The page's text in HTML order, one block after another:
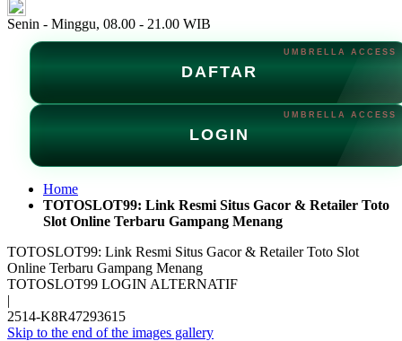
Senin - Minggu, 08.00 - 21.00 WIB
DAFTAR
LOGIN
Home
TOTOSLOT99: Link Resmi Situs Gacor & Retailer Toto
Slot Online Terbaru Gampang Menang
TOTOSLOT99: Link Resmi Situs Gacor & Retailer Toto Slot
Online Terbaru Gampang Menang
TOTOSLOT99 LOGIN ALTERNATIF
|
2514-K8R47293615
Skip to the end of the images gallery